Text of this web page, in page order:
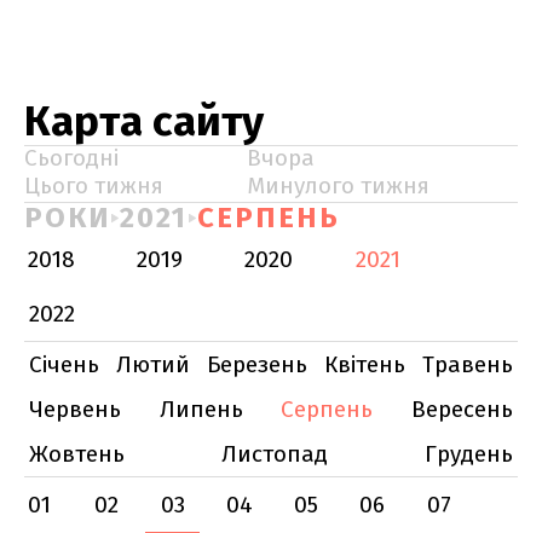
Карта сайту
Сьогодні
Вчора
Цього тижня
Минулого тижня
РОКИ 2021 СЕРПЕНЬ
2018 2019 2020
2021
2022
Січень
Лютий Березень Квітень
Травень
Червень
Липень Серпень
Вересень
Жовтень
Листопад
Грудень
01
02 03 04 05 06
07